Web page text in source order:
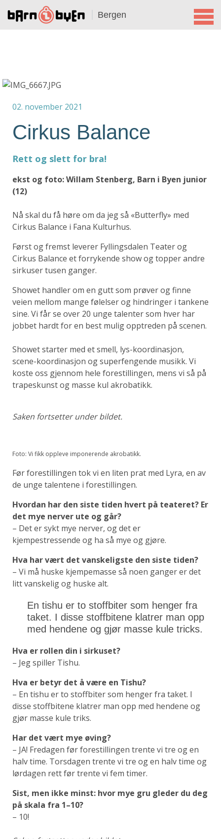
Bergen
02. november 2021
Cirkus Balance
Rett og slett for bra!
ekst og foto: Willam Stenberg, Barn i Byen junior
(12)
Nå skal du få høre om da jeg så «Butterfly» med
Cirkus Balance i Fana Kulturhus.
Først og fremst leverer Fyllingsdalen Teater og
Cirkus Balance et forrykende show og topper andre
sirkuser tusen ganger.
Showet handler om en gutt som prøver og finne
veien mellom mange følelser og hindringer i tankene
sine. Vi får se over 20 unge talenter som hver har
jobbet hardt for en best mulig opptreden på scenen.
Showet starter med et smell, lys-koordinasjon,
scene-koordinasjon og superfengende musikk. Vi
koste oss gjennom hele forestillingen, mens vi så på
trapeskunst og masse kul akrobatikk.
Saken fortsetter under bildet.
Foto: Vi fikk oppleve imponerende akrobatikk.
Før forestillingen tok vi en liten prat med Lyra, en av
de unge talentene i forestillingen.
Hvordan har den siste tiden hvert på teateret? Er
det mye nerver ute og går?
– Det er sykt mye nerver, og det er
kjempestressende og ha så mye og gjøre.
Hva har vært det vanskeligste den siste tiden?
– Vi må huske kjempemasse så noen ganger er det
litt vanskelig og huske alt.
En tishu er to stoffbiter som henger fra
taket. I disse stoffbitene klatrer man opp
med hendene og gjør masse kule tricks.
Hva er rollen din i sirkuset?
– Jeg spiller Tishu.
Hva er betyr det å være en Tishu?
– En tishu er to stoffbiter som henger fra taket. I
disse stoffbitene klatrer man opp med hendene og
gjør masse kule triks.
Har det vært mye øving?
– JA! Fredagen før forestillingen trente vi tre og en
halv time. Torsdagen trente vi tre og en halv time og
lørdagen rett før trente vi fem timer.
Sist, men ikke minst: hvor mye gru gleder du deg
på skala fra 1–10?
– 10!